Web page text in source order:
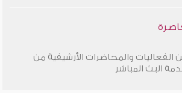
الفعاليات والمحاضرات الأرشيفية من
البث المباشر